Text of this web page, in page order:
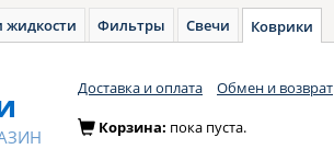
жидкости Фильтры Свечи Коврики
Доставка и оплата Обмен и возврат
Корзина: пока пуста.